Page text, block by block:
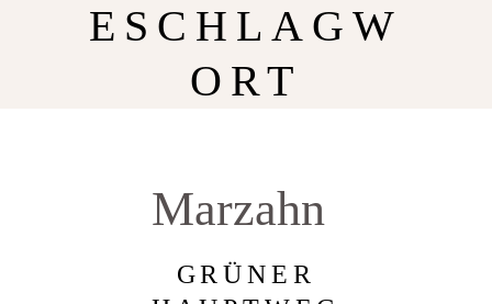
ESCHLAGW
ORT
Marzahn
GRÜNER